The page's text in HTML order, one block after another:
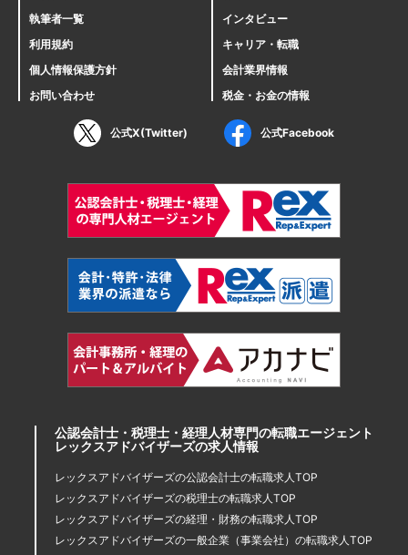
執筆者一覧
利用規約
個人情報保護方針
お問い合わせ
インタビュー
キャリア・転職
会計業界情報
税金・お金の情報
公式X(Twitter) 公式Facebook
公認会計士・税理士・経理人材専門の転職エージェント
レックスアドバイザーズの求人情報
レックスアドバイザーズの公認会計士の転職求人TOP
レックスアドバイザーズの税理士の転職求人TOP
レックスアドバイザーズの経理・財務の転職求人TOP
レックスアドバイザーズの一般企業（事業会社）の転職求人TOP